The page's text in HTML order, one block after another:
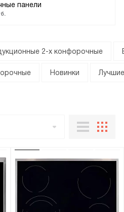
панели
2-х конфорочные
Новинки Лучшие